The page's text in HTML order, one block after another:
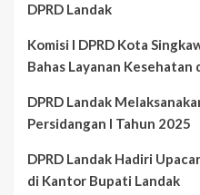
DPRD Landak
Komisi I DPRD Kota
Bahas Layanan Kesehatan
DPRD Landak
Persidangan I Tahun 2025
DPRD Landak Hadiri
di Kantor Bupati Landak